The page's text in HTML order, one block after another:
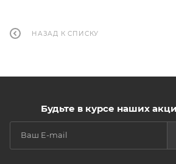
НАЗАД К СПИСКУ
Будьте в курсе наших